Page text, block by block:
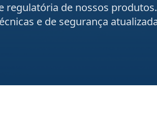
regulatória de nossos produtos.
e de segurança